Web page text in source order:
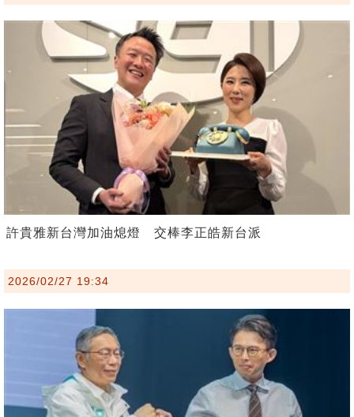
許貴雅新台灣加油熄燈 交棒李正皓新台派
2026/02/27 19:34